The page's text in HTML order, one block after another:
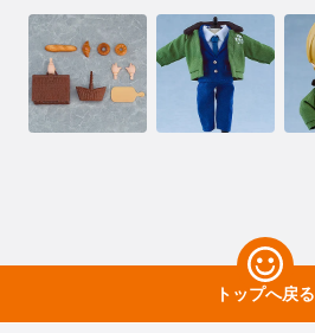
トップへ戻る